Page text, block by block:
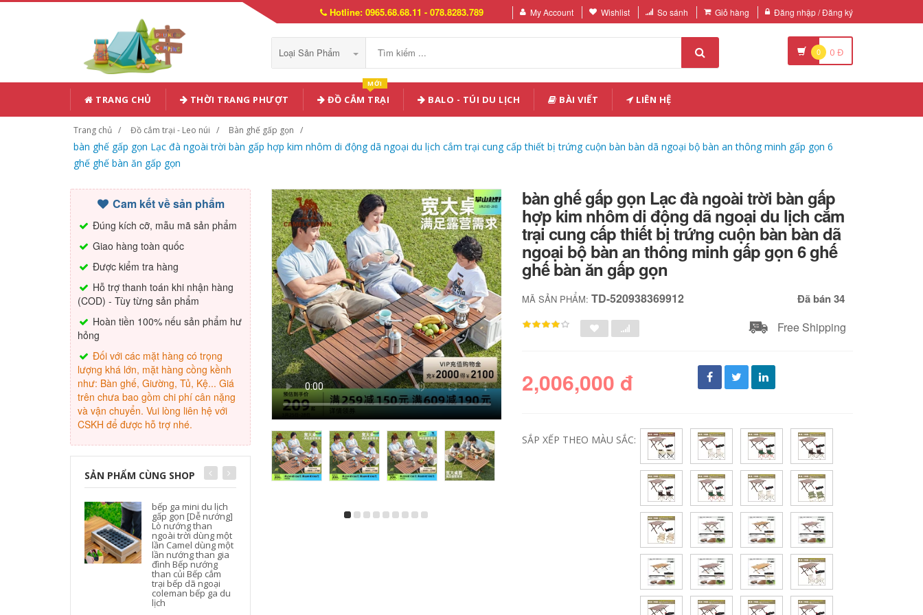
Hotline: 0965.68.68.11 - 078.8283.789 My Account Wishlist So sánh Giỏ hàng Đăng nhập / Đăng ký
Loại Sản Phẩm 0 0 Đ
TRANG CHỦ THỜI TRANG PHƯỢT ĐỒ CẮM TRẠI
MỚI
BALO - TÚI DU LỊCH BÀI VIẾT LIÊN HỆ
Trang chủ Đồ cắm trại - Leo núi Bàn ghế gấp gọn
bàn ghế gấp gọn Lạc đà ngoài trời bàn gấp hợp kim nhôm di động dã ngoại du lịch cắm trại cung cấp thiết bị trứng cuộn bàn bàn dã ngoại bộ bàn an thông minh gấp gọn 6
ghế ghế bàn ăn gấp gọn
Cam kết về sản phẩm
Đúng kích cỡ, mẫu mã sản phẩm
Giao hàng toàn quốc
Được kiểm tra hàng
Hỗ trợ thanh toán khi nhận hàng
(COD) - Tùy từng sản phẩm
Hoàn tiền 100% nếu sản phẩm hư
hỏng
Đối với các mặt hàng có trọng
lượng khá lớn, mặt hàng cồng kềnh
như: Bàn ghế, Giường, Tủ, Kệ... Giá
trên chưa bao gồm chi phí cân nặng
và vận chuyển. Vui lòng liên hệ với
CSKH để được hỗ trợ nhé.
SẢN PHẨM CÙNG SHOP
bếp ga mini du lịch
gấp gọn [Dễ nướng]
Lò nướng than
ngoài trời dùng một
lần Camel dùng một
lần nướng than gia
đình Bếp nướng
than củi Bếp cắm
trại bếp dã ngoại
coleman bếp ga du
lịch
tương tự như Tian
bàn ghế gấp gọn Lạc đà ngoài trời bàn gấp
hợp kim nhôm di động dã ngoại du lịch cắm
trại cung cấp thiết bị trứng cuộn bàn bàn dã
ngoại bộ bàn an thông minh gấp gọn 6 ghế
ghế bàn ăn gấp gọn
MÃ SẢN PHẨM:TD-520938369912 Đã bán 34
Free Shipping
2,006,000 đ
SẮP XẾP THEO MÀU SẮC: